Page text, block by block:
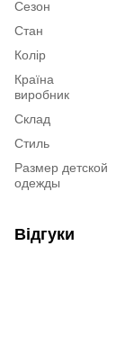
Сезон
Стан
Колір
Країна
виробник
Склад
Стиль
Размер детской
одежды
Відгуки